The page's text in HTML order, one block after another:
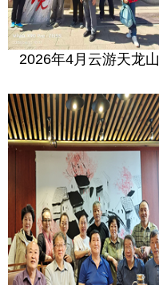
2026年4月云游天龙山